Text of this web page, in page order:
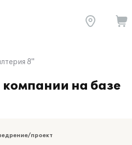
8"
компании на базе
проект